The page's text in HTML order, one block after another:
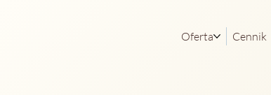
Oferta Cennik